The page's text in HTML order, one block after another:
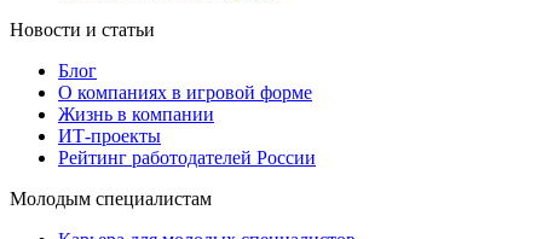
Новости и статьи
Блог
О компаниях в игровой форме
Жизнь в компании
ИТ-проекты
Рейтинг работодателей России
Молодым специалистам